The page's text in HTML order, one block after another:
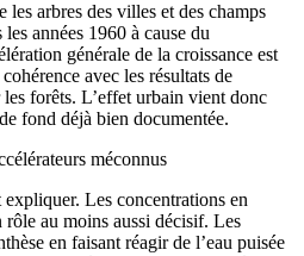
les arbres des villes et des champs
années 1960 à cause du
générale de la croissance est
avec les résultats de
forêts. L’effet urbain vient donc
fond déjà bien documentée.
méconnus
Les concentrations en
au moins aussi décisif. Les
en faisant réagir de l’eau puisée